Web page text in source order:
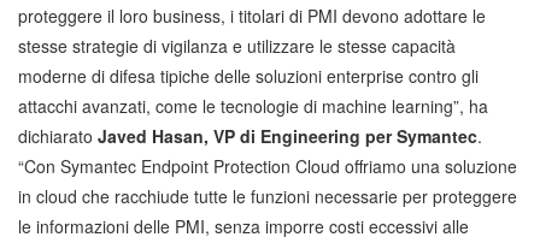
proteggere il loro business, i titolari di PMI devono adottare le
stesse strategie di vigilanza e utilizzare le stesse capacità
moderne di difesa tipiche delle soluzioni enterprise contro gli
attacchi avanzati, come le tecnologie di machine learning”, ha
dichiarato Javed Hasan, VP di Engineering per Symantec.
“Con Symantec Endpoint Protection Cloud offriamo una soluzione
in cloud che racchiude tutte le funzioni necessarie per proteggere
le informazioni delle PMI, senza imporre costi eccessivi alle